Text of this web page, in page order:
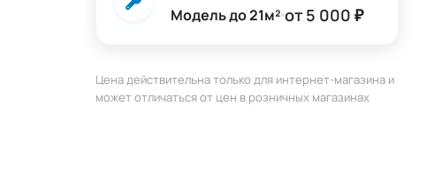
Модель до 21м² от 5 000 ₽
Цена действительна только для интернет-магазина и
может отличаться от цен в розничных магазинах